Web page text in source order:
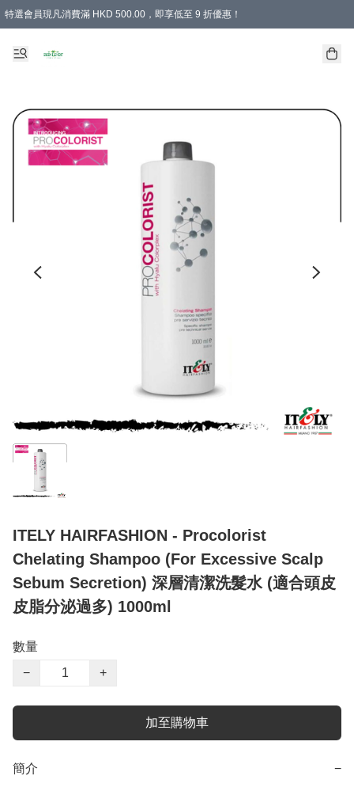
特選會員現凡消費滿 HKD 500.00，即享低至 9 折優惠！
ITELY HAIRFASHION - Procolorist
Chelating Shampoo (For Excessive Scalp
Sebum Secretion) 深層清潔洗髮水 (適合頭皮
皮脂分泌過多) 1000ml
數量
−
+
加至購物車
簡介 −